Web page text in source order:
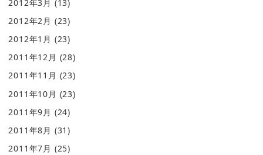
2012年3月 (13)
2012年2月 (23)
2012年1月 (23)
2011年12月 (28)
2011年11月 (23)
2011年10月 (23)
2011年9月 (24)
2011年8月 (31)
2011年7月 (25)